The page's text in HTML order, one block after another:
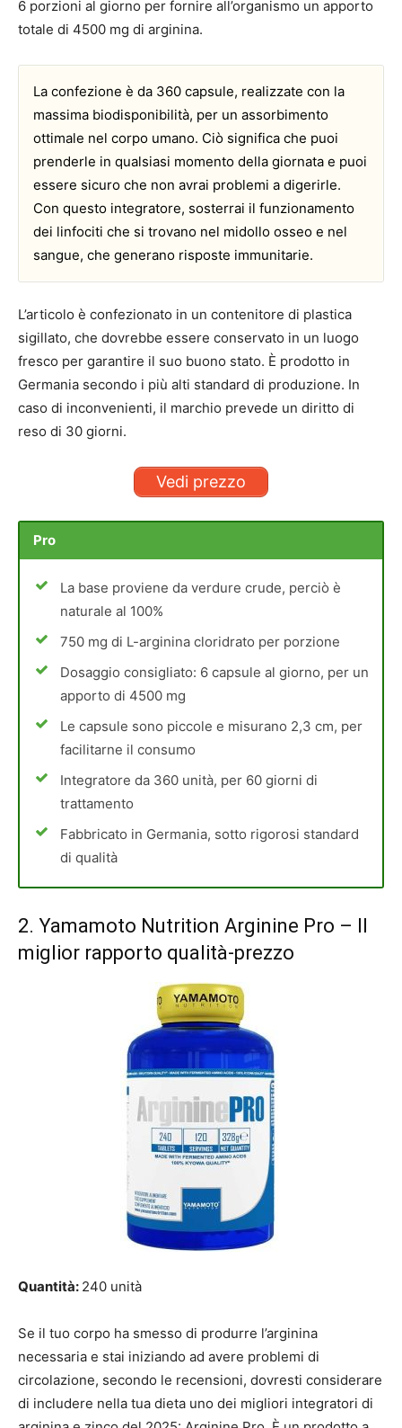
6 porzioni al giorno per fornire all’organismo un apporto
totale di 4500 mg di arginina.
La confezione è da 360 capsule, realizzate con la
massima biodisponibilità, per un assorbimento
ottimale nel corpo umano. Ciò significa che puoi
prenderle in qualsiasi momento della giornata e puoi
essere sicuro che non avrai problemi a digerirle.
Con questo integratore, sosterrai il funzionamento
dei linfociti che si trovano nel midollo osseo e nel
sangue, che generano risposte immunitarie.
L’articolo è confezionato in un contenitore di plastica
sigillato, che dovrebbe essere conservato in un luogo
fresco per garantire il suo buono stato. È prodotto in
Germania secondo i più alti standard di produzione. In
caso di inconvenienti, il marchio prevede un diritto di
reso di 30 giorni.
Vedi prezzo
Pro
La base proviene da verdure crude, perciò è
naturale al 100%
750 mg di L-arginina cloridrato per porzione
Dosaggio consigliato: 6 capsule al giorno, per un
apporto di 4500 mg
Le capsule sono piccole e misurano 2,3 cm, per
facilitarne il consumo
Integratore da 360 unità, per 60 giorni di
trattamento
Fabbricato in Germania, sotto rigorosi standard
di qualità
2. Yamamoto Nutrition Arginine Pro – Il
miglior rapporto qualità-prezzo
Quantità: 240 unità
Se il tuo corpo ha smesso di produrre l’arginina
necessaria e stai iniziando ad avere problemi di
circolazione, secondo le recensioni, dovresti considerare
di includere nella tua dieta uno dei migliori integratori di